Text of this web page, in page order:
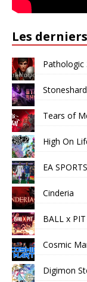
Les
Pathologic
Stoneshard
Tears of
High On
EA
Cinderia
BALL x PIT
Cosmic
Digimon